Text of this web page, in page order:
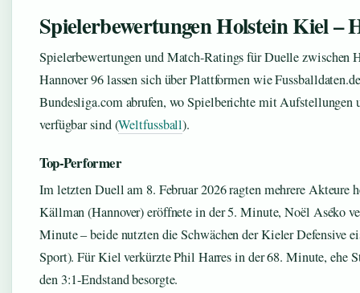
Spielerbewertungen Holstein Kiel –
Spielerbewertungen und Match-Ratings für Duelle zwischen
Hannover 96 lassen sich über Plattformen wie
Bundesliga.com abrufen, wo Spielberichte mit Aufstellungen
verfügbar sind (Weltfussball).
Top-Performer
Im letzten Duell am 8. Februar 2026 ragten mehrere Akteure
Källman (Hannover) eröffnete in der 5. Minute, Noël Aséko
Minute – beide nutzten die Schwächen der Kieler Defensive
Sport). Für Kiel verkürzte Phil Harres in der 68. Minute, ehe
den 3:1-Endstand besorgte.